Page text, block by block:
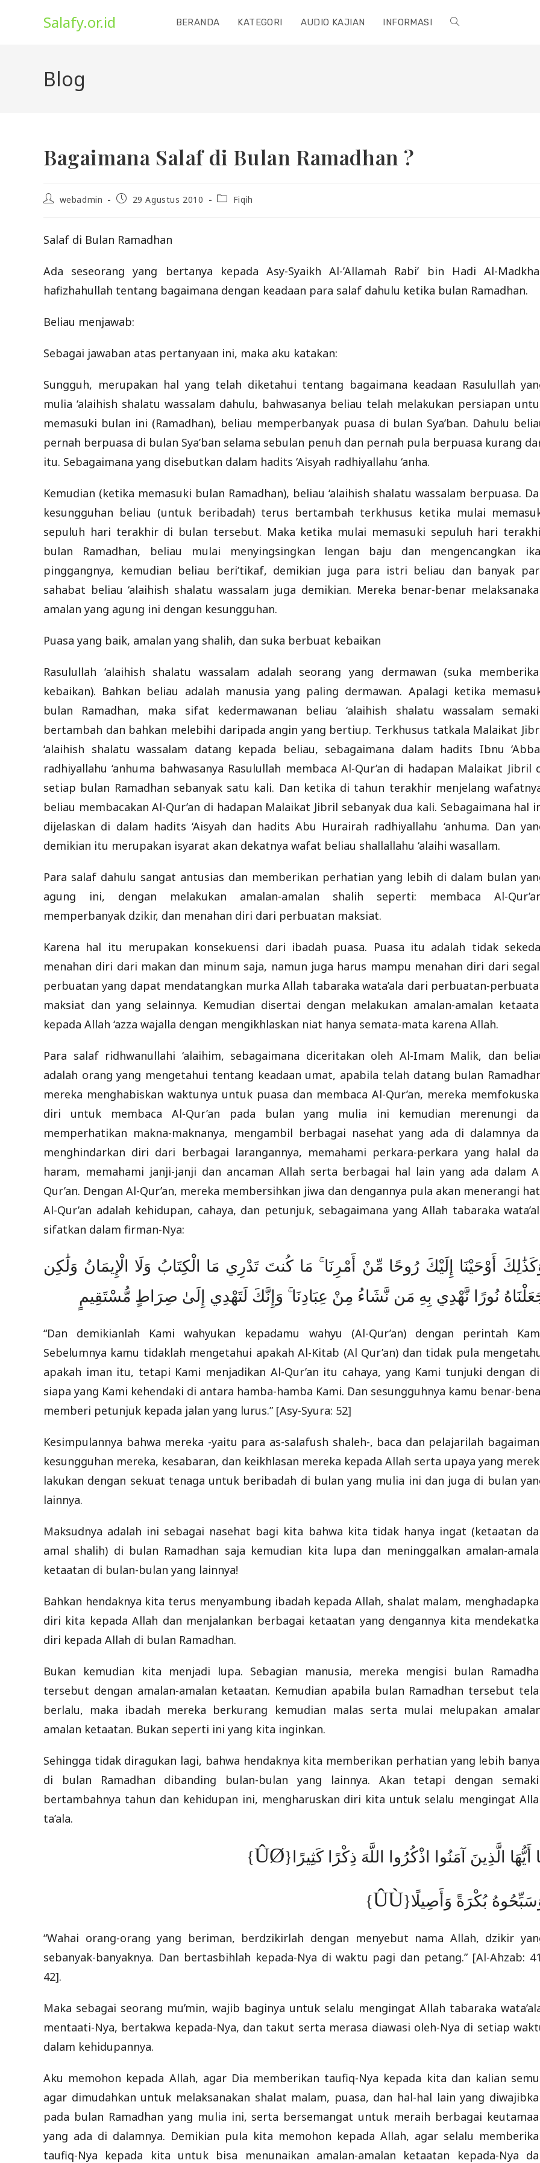
Salafy.or.id BERANDA KATEGORI AUDIO KAJIAN INFORMASI TOGGLE
Blog
Bagaimana Salaf di Bulan Ramadhan ?
Postwebadmin
Post29 Agustus 2010
PostFiqih
Salaf di Bulan Ramadhan
Ada seseorang yang bertanya kepada Asy-Syaikh Al-’Allamah Rabi’ bin Hadi Al-
hafizhahullah tentang bagaimana dengan keadaan para salaf dahulu ketika bulan Ramadhan.
Beliau menjawab:
Sebagai jawaban atas pertanyaan ini, maka aku katakan:
Sungguh, merupakan hal yang telah diketahui tentang bagaimana keadaan Rasulullah
mulia ‘alaihish shalatu wassalam dahulu, bahwasanya beliau telah melakukan persiapan
memasuki bulan ini (Ramadhan), beliau memperbanyak puasa di bulan Sya’ban. Dahulu
pernah berpuasa di bulan Sya’ban selama sebulan penuh dan pernah pula berpuasa kurang
itu. Sebagaimana yang disebutkan dalam hadits ‘Aisyah radhiyallahu ‘anha.
Kemudian (ketika memasuki bulan Ramadhan), beliau ‘alaihish shalatu wassalam berpuasa.
kesungguhan beliau (untuk beribadah) terus bertambah terkhusus ketika mulai
sepuluh hari terakhir di bulan tersebut. Maka ketika mulai memasuki sepuluh hari
bulan Ramadhan, beliau mulai menyingsingkan lengan baju dan mengencangkan
pinggangnya, kemudian beliau beri’tikaf, demikian juga para istri beliau dan banyak
sahabat beliau ‘alaihish shalatu wassalam juga demikian. Mereka benar-benar
amalan yang agung ini dengan kesungguhan.
Puasa yang baik, amalan yang shalih, dan suka berbuat kebaikan
Rasulullah ‘alaihish shalatu wassalam adalah seorang yang dermawan (suka
kebaikan). Bahkan beliau adalah manusia yang paling dermawan. Apalagi ketika
bulan Ramadhan, maka sifat kedermawanan beliau ‘alaihish shalatu wassalam
bertambah dan bahkan melebihi daripada angin yang bertiup. Terkhusus tatkala Malaikat
‘alaihish shalatu wassalam datang kepada beliau, sebagaimana dalam hadits Ibnu
radhiyallahu ‘anhuma bahwasanya Rasulullah membaca Al-Qur’an di hadapan Malaikat Jibril
setiap bulan Ramadhan sebanyak satu kali. Dan ketika di tahun terakhir menjelang
beliau membacakan Al-Qur’an di hadapan Malaikat Jibril sebanyak dua kali. Sebagaimana hal
dijelaskan di dalam hadits ‘Aisyah dan hadits Abu Hurairah radhiyallahu ‘anhuma. Dan
demikian itu merupakan isyarat akan dekatnya wafat beliau shallallahu ‘alaihi wasallam.
Para salaf dahulu sangat antusias dan memberikan perhatian yang lebih di dalam bulan
agung ini, dengan melakukan amalan-amalan shalih seperti: membaca Al-
memperbanyak dzikir, dan menahan diri dari perbuatan maksiat.
Karena hal itu merupakan konsekuensi dari ibadah puasa. Puasa itu adalah tidak
menahan diri dari makan dan minum saja, namun juga harus mampu menahan diri dari
perbuatan yang dapat mendatangkan murka Allah tabaraka wata’ala dari perbuatan-
maksiat dan yang selainnya. Kemudian disertai dengan melakukan amalan-amalan
kepada Allah ‘azza wajalla dengan mengikhlaskan niat hanya semata-mata karena Allah.
Para salaf ridhwanullahi ‘alaihim, sebagaimana diceritakan oleh Al-Imam Malik, dan
adalah orang yang mengetahui tentang keadaan umat, apabila telah datang bulan
mereka menghabiskan waktunya untuk puasa dan membaca Al-Qur’an, mereka
diri untuk membaca Al-Qur’an pada bulan yang mulia ini kemudian merenungi
memperhatikan makna-maknanya, mengambil berbagai nasehat yang ada di dalamnya
menghindarkan diri dari berbagai larangannya, memahami perkara-perkara yang halal
haram, memahami janji-janji dan ancaman Allah serta berbagai hal lain yang ada dalam
Qur’an. Dengan Al-Qur’an, mereka membersihkan jiwa dan dengannya pula akan menerangi
Al-Qur’an adalah kehidupan, cahaya, dan petunjuk, sebagaimana yang Allah tabaraka
sifatkan dalam firman-Nya:
أَوْحَيْنَا إِلَيْكَ رُوحًا مِّنْ أَمْرِنَا ۚ مَا كُنتَ تَدْرِي مَا الْكِتَابُ وَلَا الْإِيمَانُ وَلَٰكِن
نُورًا نَّهْدِي بِهِ مَن نَّشَاءُ مِنْ عِبَادِنَا ۚ وَإِنَّكَ لَتَهْدِي إِلَىٰ صِرَاطٍ مُّسْتَقِيمٍ
“Dan demikianlah Kami wahyukan kepadamu wahyu (Al-Qur’an) dengan perintah
Sebelumnya kamu tidaklah mengetahui apakah Al-Kitab (Al Qur’an) dan tidak pula
apakah iman itu, tetapi Kami menjadikan Al-Qur’an itu cahaya, yang Kami tunjuki dengan
siapa yang Kami kehendaki di antara hamba-hamba Kami. Dan sesungguhnya kamu benar-
memberi petunjuk kepada jalan yang lurus.” [Asy-Syura: 52]
Kesimpulannya bahwa mereka -yaitu para as-salafush shaleh-, baca dan pelajarilah
kesungguhan mereka, kesabaran, dan keikhlasan mereka kepada Allah serta upaya yang
lakukan dengan sekuat tenaga untuk beribadah di bulan yang mulia ini dan juga di bulan
lainnya.
Maksudnya adalah ini sebagai nasehat bagi kita bahwa kita tidak hanya ingat (ketaatan
amal shalih) di bulan Ramadhan saja kemudian kita lupa dan meninggalkan amalan-
ketaatan di bulan-bulan yang lainnya!
Bahkan hendaknya kita terus menyambung ibadah kepada Allah, shalat malam,
diri kita kepada Allah dan menjalankan berbagai ketaatan yang dengannya kita
diri kepada Allah di bulan Ramadhan.
Bukan kemudian kita menjadi lupa. Sebagian manusia, mereka mengisi bulan
tersebut dengan amalan-amalan ketaatan. Kemudian apabila bulan Ramadhan tersebut
berlalu, maka ibadah mereka berkurang kemudian malas serta mulai melupakan
amalan ketaatan. Bukan seperti ini yang kita inginkan.
Sehingga tidak diragukan lagi, bahwa hendaknya kita memberikan perhatian yang lebih
di bulan Ramadhan dibanding bulan-bulan yang lainnya. Akan tetapi dengan
bertambahnya tahun dan kehidupan ini, mengharuskan diri kita untuk selalu mengingat
ta’ala.
أَيُّهَا الَّذِينَ آمَنُوا اذْكُرُوا اللَّهَ ذِكْرًا كَثِيرًا{ÛØ
}
بُكْرَةً وَأَصِيلًا{ÛÙ
}
“Wahai orang-orang yang beriman, berdzikirlah dengan menyebut nama Allah, dzikir
sebanyak-banyaknya. Dan bertasbihlah kepada-Nya di waktu pagi dan petang.” [Al-Ahzab:
42].
Maka sebagai seorang mu’min, wajib baginya untuk selalu mengingat Allah tabaraka
mentaati-Nya, bertakwa kepada-Nya, dan takut serta merasa diawasi oleh-Nya di setiap
dalam kehidupannya.
Aku memohon kepada Allah, agar Dia memberikan taufiq-Nya kepada kita dan kalian
agar dimudahkan untuk melaksanakan shalat malam, puasa, dan hal-hal lain yang
pada bulan Ramadhan yang mulia ini, serta bersemangat untuk meraih berbagai
yang ada di dalamnya. Demikian pula kita memohon kepada Allah, agar selalu
taufiq-Nya kepada kita untuk bisa menunaikan amalan-amalan ketaatan kepada-Nya